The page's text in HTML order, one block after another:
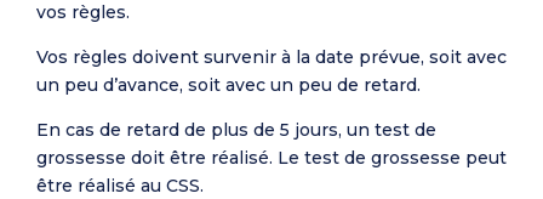
vos règles.
Vos règles doivent survenir à la date prévue, soit avec
un peu d’avance, soit avec un peu de retard.
En cas de retard de plus de 5 jours, un test de
grossesse doit être réalisé. Le test de grossesse peut
être réalisé au CSS.